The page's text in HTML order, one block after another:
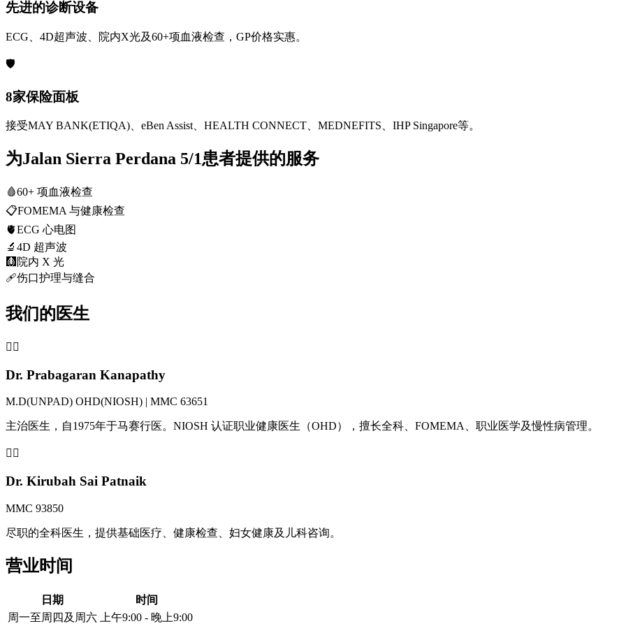
先进的诊断设备
ECG、4D超声波、院内X光及60+项血液检查，GP价格实惠。
🛡️
8家保险面板
接受MAY BANK(ETIQA)、eBen Assist、HEALTH CONNECT、MEDNEFITS、IHP Singapore等。
为Jalan Sierra Perdana 5/1患者提供的服务
🩸60+ 项血液检查
📋FOMEMA 与健康检查
🫀ECG 心电图
🔬 4D 超声波
🩻 院内 X 光
🩹伤口护理与缝合
我们的医生
👨‍⚕️
Dr. Prabagaran Kanapathy
M.D(UNPAD) OHD(NIOSH) | MMC 63651
主治医生，自1975年于马赛行医。NIOSH 认证职业健康医生（OHD），擅长全科、FOMEMA、职业医学及慢性病管理。
👩‍⚕️
Dr. Kirubah Sai Patnaik
MMC 93850
尽职的全科医生，提供基础医疗、健康检查、妇女健康及儿科咨询。
营业时间
日期
时间
周一至周四及周六
上午9:00 - 晚上9:00